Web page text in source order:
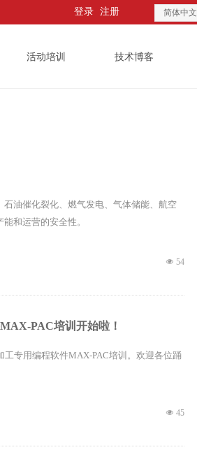
登录 注册 简体中文
活动培训 技术博客
油催化裂化、燃气发电、气体储能、航空
和运营的安全性。
넶 54
PAC培训开始啦！
工专用编程软件MAX-PAC培训。欢迎各位踊
넶 45